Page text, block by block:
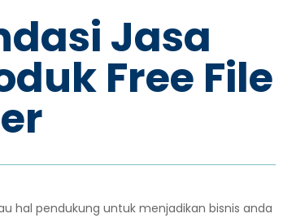
Jasa
Free File
hal pendukung untuk menjadikan bisnis anda